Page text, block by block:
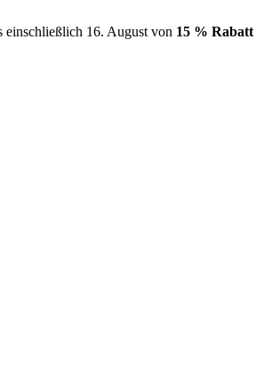
einschließlich 16. August von 15 % Rabatt